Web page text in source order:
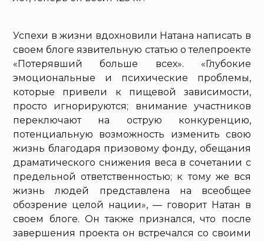
Успехи в жизни вдохновили Натана написать в
своем блоге язвительную статью о телепроекте
«Потерявший больше всех». «Глубокие
эмоциональные и психические проблемы,
которые привели к пищевой зависимости,
просто игнорируются; внимание участников
переключают на острую конкуренцию,
потенциальную возможность изменить свою
жизнь благодаря призовому фонду, обещания
драматического снижения веса в сочетании с
предельной ответственностью; к тому же вся
жизнь людей представлена на всеобщее
обозрение целой нации», — говорит Натан в
своем блоге. Он также признался, что после
завершения проекта он встречался со своими